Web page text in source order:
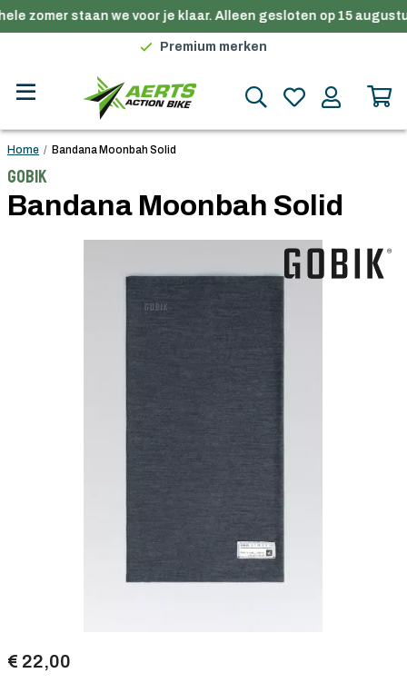
zomer staan we voor je klaar. Alleen gesloten op 15
Gratis verzending in België vanaf €100
Premium merken
Gratis verzending in België vanaf €100
Home / Bandana Moonbah Solid
Gobik
Bandana Moonbah Solid
€ 22,00